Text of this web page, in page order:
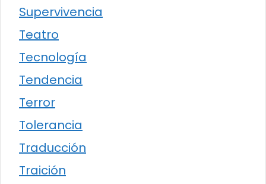
Supervivencia
Teatro
Tecnología
Tendencia
Terror
Tolerancia
Traducción
Traición